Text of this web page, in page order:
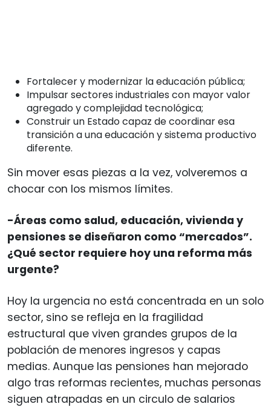
Fortalecer y modernizar la educación pública;
Impulsar sectores industriales con mayor valor
agregado y complejidad tecnológica;
Construir un Estado capaz de coordinar esa
transición a una educación y sistema productivo
diferente.
Sin mover esas piezas a la vez, volveremos a
chocar con los mismos límites.
-Áreas como salud, educación, vivienda y
pensiones se diseñaron como “mercados”.
¿Qué sector requiere hoy una reforma más
urgente?
Hoy la urgencia no está concentrada en un solo
sector, sino se refleja en la fragilidad
estructural que viven grandes grupos de la
población de menores ingresos y capas
medias. Aunque las pensiones han mejorado
algo tras reformas recientes, muchas personas
siguen atrapadas en un circulo de salarios